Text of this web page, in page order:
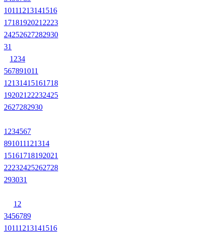
10111213141516
1718192021 2223
24252627282930
31
1 234
567891011
12131415161718
192021 22232425
2627282930
1 234567
891011121314
15161718192021
22232425262728
293031
1 2
3456789
10111213141516